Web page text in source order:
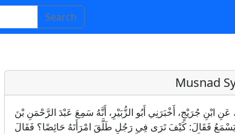
Search
Musnad
بْنُ سَالِمٍ، عَنِ ابْنِ جُرَيْجٍ، أَخْبَرَنِي أَبُو الزُّبَيْرِ، أَنَّهُ سَمِعَ عَبْدَ الرَّحْمَنِ بْنَ
يَسْمَعُ فَقَالَ: كَيْفَ تَرَى فِي رَجُلٍ طَلَّقَ امْرَأَتَهُ حَائِضًا؟ فَقَالَ